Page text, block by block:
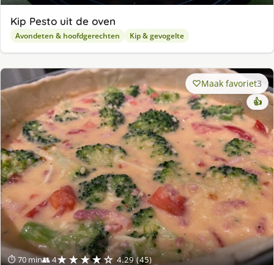
Kip Pesto uit de oven
Avondeten & hoofdgerechten Kip & gevogelte
⏱ 70 min👥 4★★★★☆ 4.29 (45)
Maak favoriet3
👍